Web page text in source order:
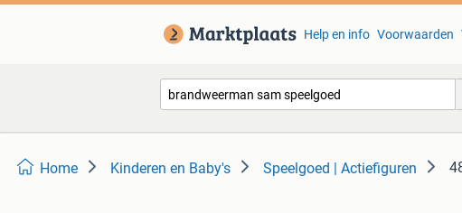
Help en info Voorwaarden
Home Kinderen en Baby's Speelgoed | Actiefiguren